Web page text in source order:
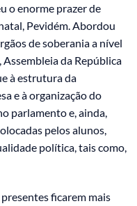
o enorme prazer de
Pevidém. Abordou
de soberania a nível
da República
à estrutura da
e à organização do
parlamento e, ainda,
pelos alunos,
política, tais como,
ficarem mais